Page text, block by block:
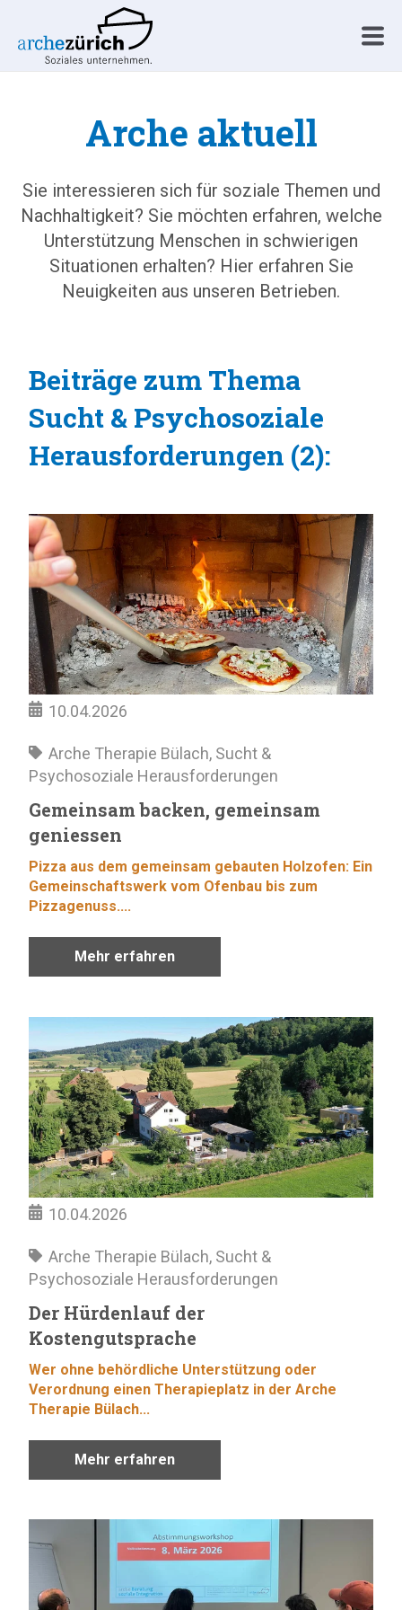
Arche aktuell
Sie interessieren sich für soziale Themen und
Nachhaltigkeit? Sie möchten erfahren, welche
Unterstützung Menschen in schwierigen
Situationen erhalten? Hier erfahren Sie
Neuigkeiten aus unseren Betrieben.
Beiträge zum Thema
Sucht & Psychosoziale
Herausforderungen (2):
10.04.2026
Arche Therapie Bülach, Sucht &
Psychosoziale Herausforderungen
Gemeinsam backen, gemeinsam
geniessen
Pizza aus dem gemeinsam gebauten Holzofen: Ein
Gemeinschaftswerk vom Ofenbau bis zum
Pizzagenuss....
Mehr erfahren
10.04.2026
Arche Therapie Bülach, Sucht &
Psychosoziale Herausforderungen
Der Hürdenlauf der
Kostengutsprache
Wer ohne behördliche Unterstützung oder
Verordnung einen Therapieplatz in der Arche
Therapie Bülach...
Mehr erfahren